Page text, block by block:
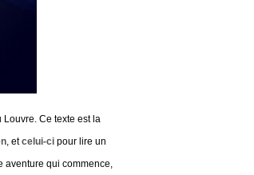
Ce texte est la
, etcelui-ci pour lire un
aventure qui commence,